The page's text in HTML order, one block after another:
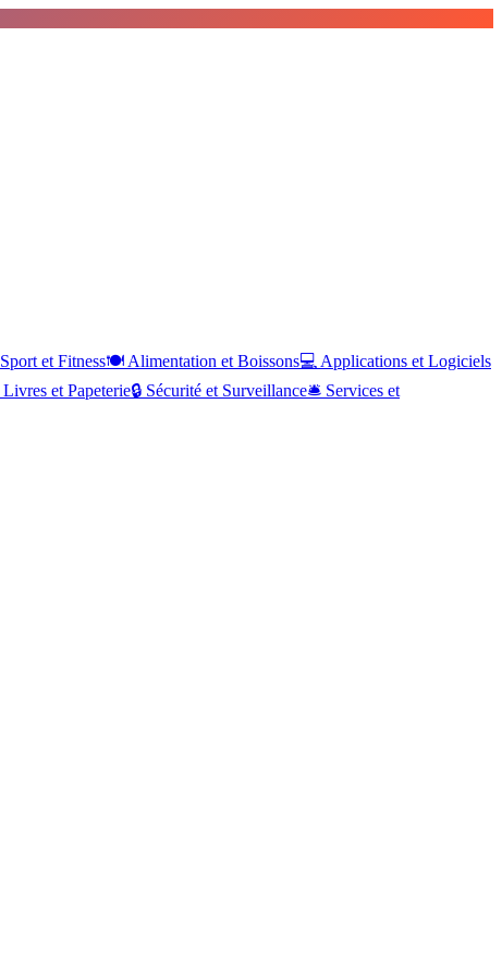
Sport et Fitness🍽️ Alimentation et Boissons💻 Applications et Logiciels
Livres et Papeterie🔒 Sécurité et Surveillance🛎️ Services et